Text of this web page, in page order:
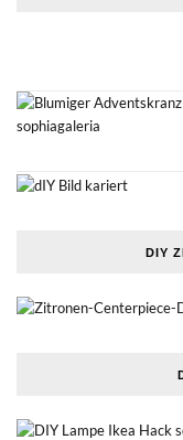
DIY